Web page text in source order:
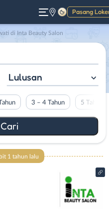
Pasang
Gelap
di Inta Beauty Salon
Lulusan
3 – 4 Tahun 5 Tahun
1 tahun lalu